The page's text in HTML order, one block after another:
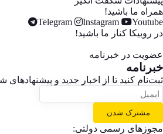
همراه ما باشید!
Youtube
Instagram
Telegram
در روبیکا کنار ما باشید!
عضویت در خبرنامه
خبر‌نامه
ثبت‌نام کنید تا از اخبار جدید و
مشترک شدن
مجوزهای رسمی دولتی: